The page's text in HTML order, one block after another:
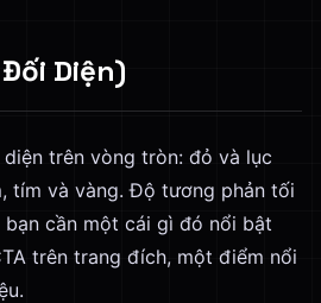
Diện)
trên vòng tròn: đỏ và lục
tím và vàng. Độ tương phản tối
cần một cái gì đó nổi bật
trên trang đích, một điểm nổi